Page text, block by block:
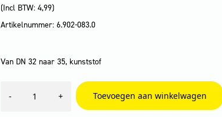
(Incl BTW: 4,99)
Artikelnummer: 6.902-083.0
Van DN 32 naar 35, kunststof
-
aantal
+ Toevoegen aan winkelwagen